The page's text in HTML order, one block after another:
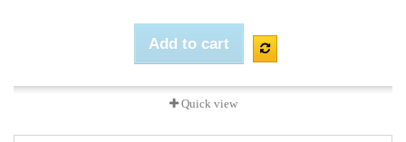
Add to cart
Quick view